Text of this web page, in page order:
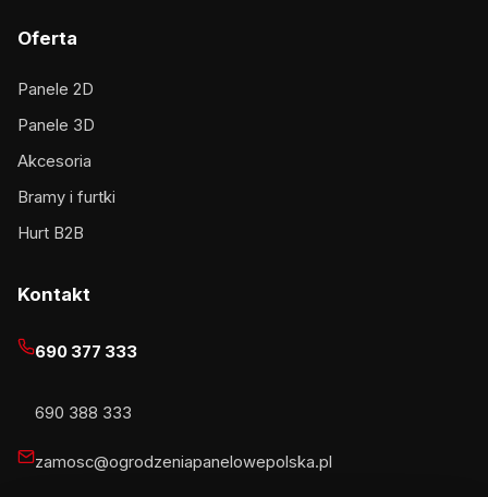
Oferta
Panele 2D
Panele 3D
Akcesoria
Bramy i furtki
Hurt B2B
Kontakt
690 377 333
690 388 333
zamosc@ogrodzeniapanelowepolska.pl